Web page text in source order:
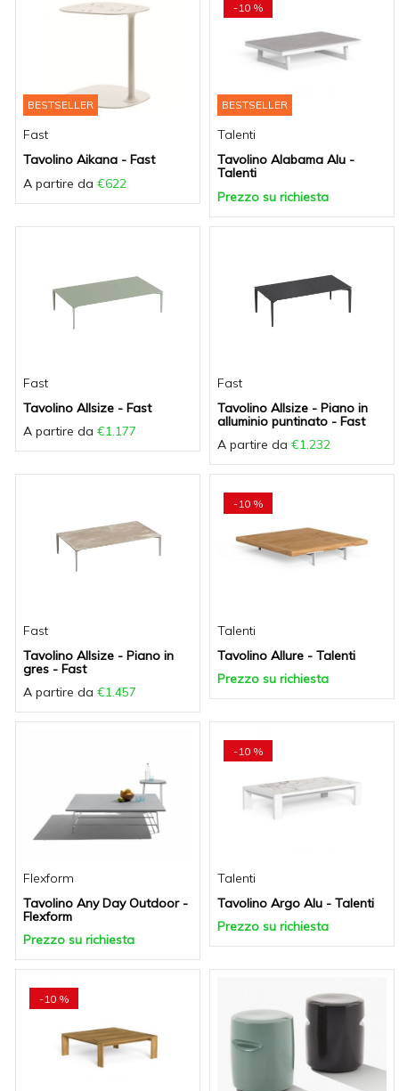
BESTSELLER
Fast
Tavolino Aikana - Fast
A partire da €622
-10 %
BESTSELLER
Talenti
Tavolino Alabama Alu -
Talenti
Prezzo su richiesta
Fast
Tavolino Allsize - Fast
A partire da €1.177
Fast
Tavolino Allsize - Piano in
alluminio puntinato - Fast
A partire da €1.232
Fast
Tavolino Allsize - Piano in
gres - Fast
A partire da €1.457
-10 %
Talenti
Tavolino Allure - Talenti
Prezzo su richiesta
Flexform
Tavolino Any Day Outdoor -
Flexform
Prezzo su richiesta
-10 %
Talenti
Tavolino Argo Alu - Talenti
Prezzo su richiesta
-10 %